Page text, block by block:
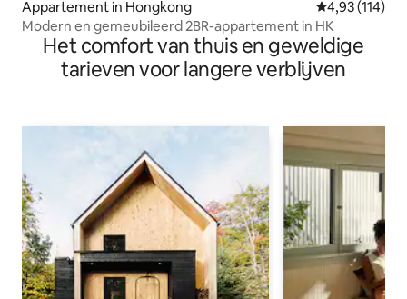
Appartement in Hongkong Gemiddelde
4,93 (114)
Modern en gemeubileerd 2BR-appartement in HK
Het comfort van thuis en geweldige
tarieven voor langere verblijven